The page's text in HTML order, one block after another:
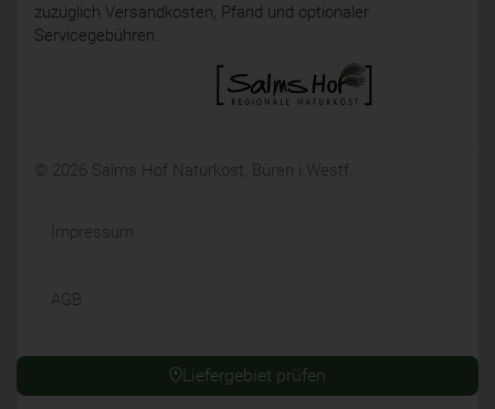
Liefergebiet prüfen
zuzüglich Versandkosten, Pfand und optionaler
Servicegebühren.
© 2026 Salms Hof Naturkost, Büren i.Westf.
Impressum
AGB